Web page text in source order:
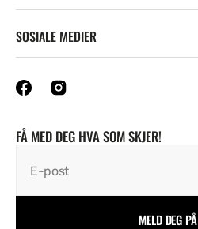
SOSIALE MEDIER
FÅ MED DEG HVA SOM SKJER!
E-post
MELD DEG PÅ